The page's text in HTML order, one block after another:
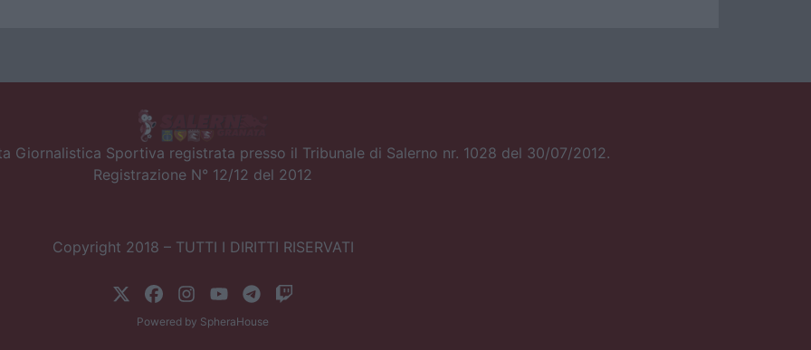
Giornalistica Sportiva registrata presso il Tribunale di Salerno nr. 1028 del 30/07/2012.
Registrazione N° 12/12 del 2012
Copyright 2018 – TUTTI I DIRITTI RISERVATI
Powered by SpheraHouse